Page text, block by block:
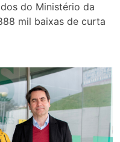
do Ministério da
mil baixas de curta